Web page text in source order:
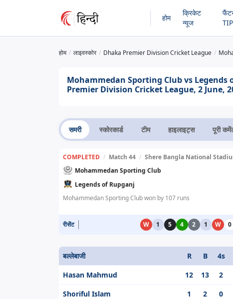
होम
क्रिकेट
न्यूज
होम लाइवस्कोर Dhaka Premier Division Cricket League
Mohammedan Sporting Club vs Legends
Premier Division Cricket League, 2 June,
समरी स्कोरकार्ड टीम हाइलाइट्स पूरी
COMPLETED / Match 44 / Shere Bangla National
Mohammedan Sporting Club
Legends of Rupganj
Mohammedan Sporting Club won by 107 runs
रीसेंट W 1 5 4 2 1 W 0
बल्लेबाजी R B 4s
Hasan Mahmud
12 13 2
Shoriful Islam
1 2 0